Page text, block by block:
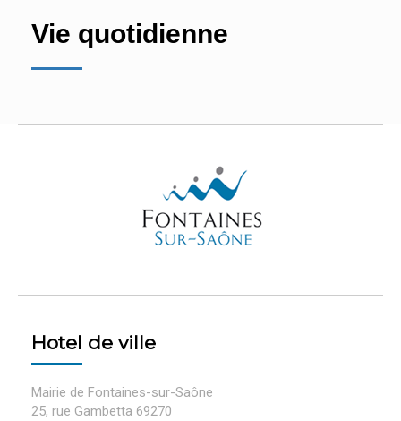
Vie quotidienne
Hotel de ville
Mairie de Fontaines-sur-Saône
25, rue Gambetta 69270